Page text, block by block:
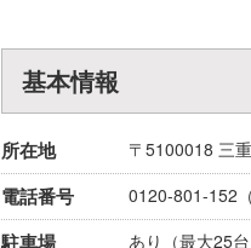
基本情報
所在地 〒5100018 三
電話番号 0120-801-152
駐車場 あり（最大25台